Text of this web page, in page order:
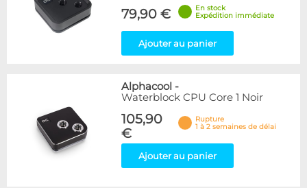
79,90 €
En stock
Expédition immédiate
Ajouter au panier
Alphacool -
Waterblock CPU Core 1 Noir
105,90
€
Rupture
1 à 2 semaines de délai
Ajouter au panier